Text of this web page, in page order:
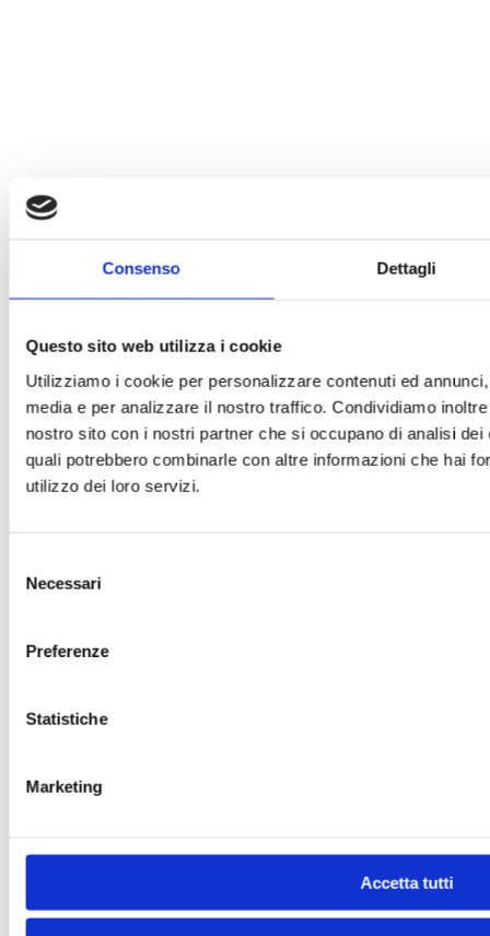
Consenso Dettagli
Questo sito web utilizza i cookie
Utilizziamo i cookie per personalizzare contenuti ed
media e per analizzare il nostro traffico. Condividiamo
nostro sito con i nostri partner che si occupano di analisi
quali potrebbero combinarle con altre informazioni che hai
utilizzo dei loro servizi.
delNecessari
Preferenze
Statistiche
Marketing
Accetta tutti